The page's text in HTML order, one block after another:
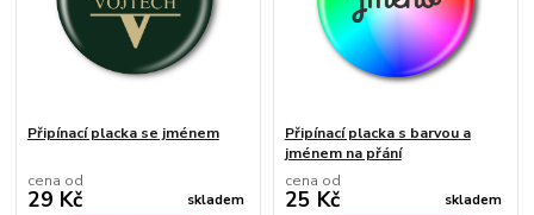
Připínací placka se jménem
cena od
29 Kč skladem
Připínací placka s barvou a
jménem na přání
cena od
25 Kč skladem